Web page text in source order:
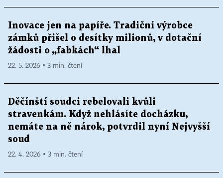
Inovace jen na papíře. Tradiční výrobce
zámků přišel o desítky milionů, v dotační
žádosti o „fabkách“ lhal
22. 5. 2026 ▪ 3 min. čtení
Děčínští soudci rebelovali kvůli
stravenkám. Když nehlásíte docházku,
nemáte na ně nárok, potvrdil nyní Nejvyšší
soud
22. 4. 2026 ▪ 3 min. čtení